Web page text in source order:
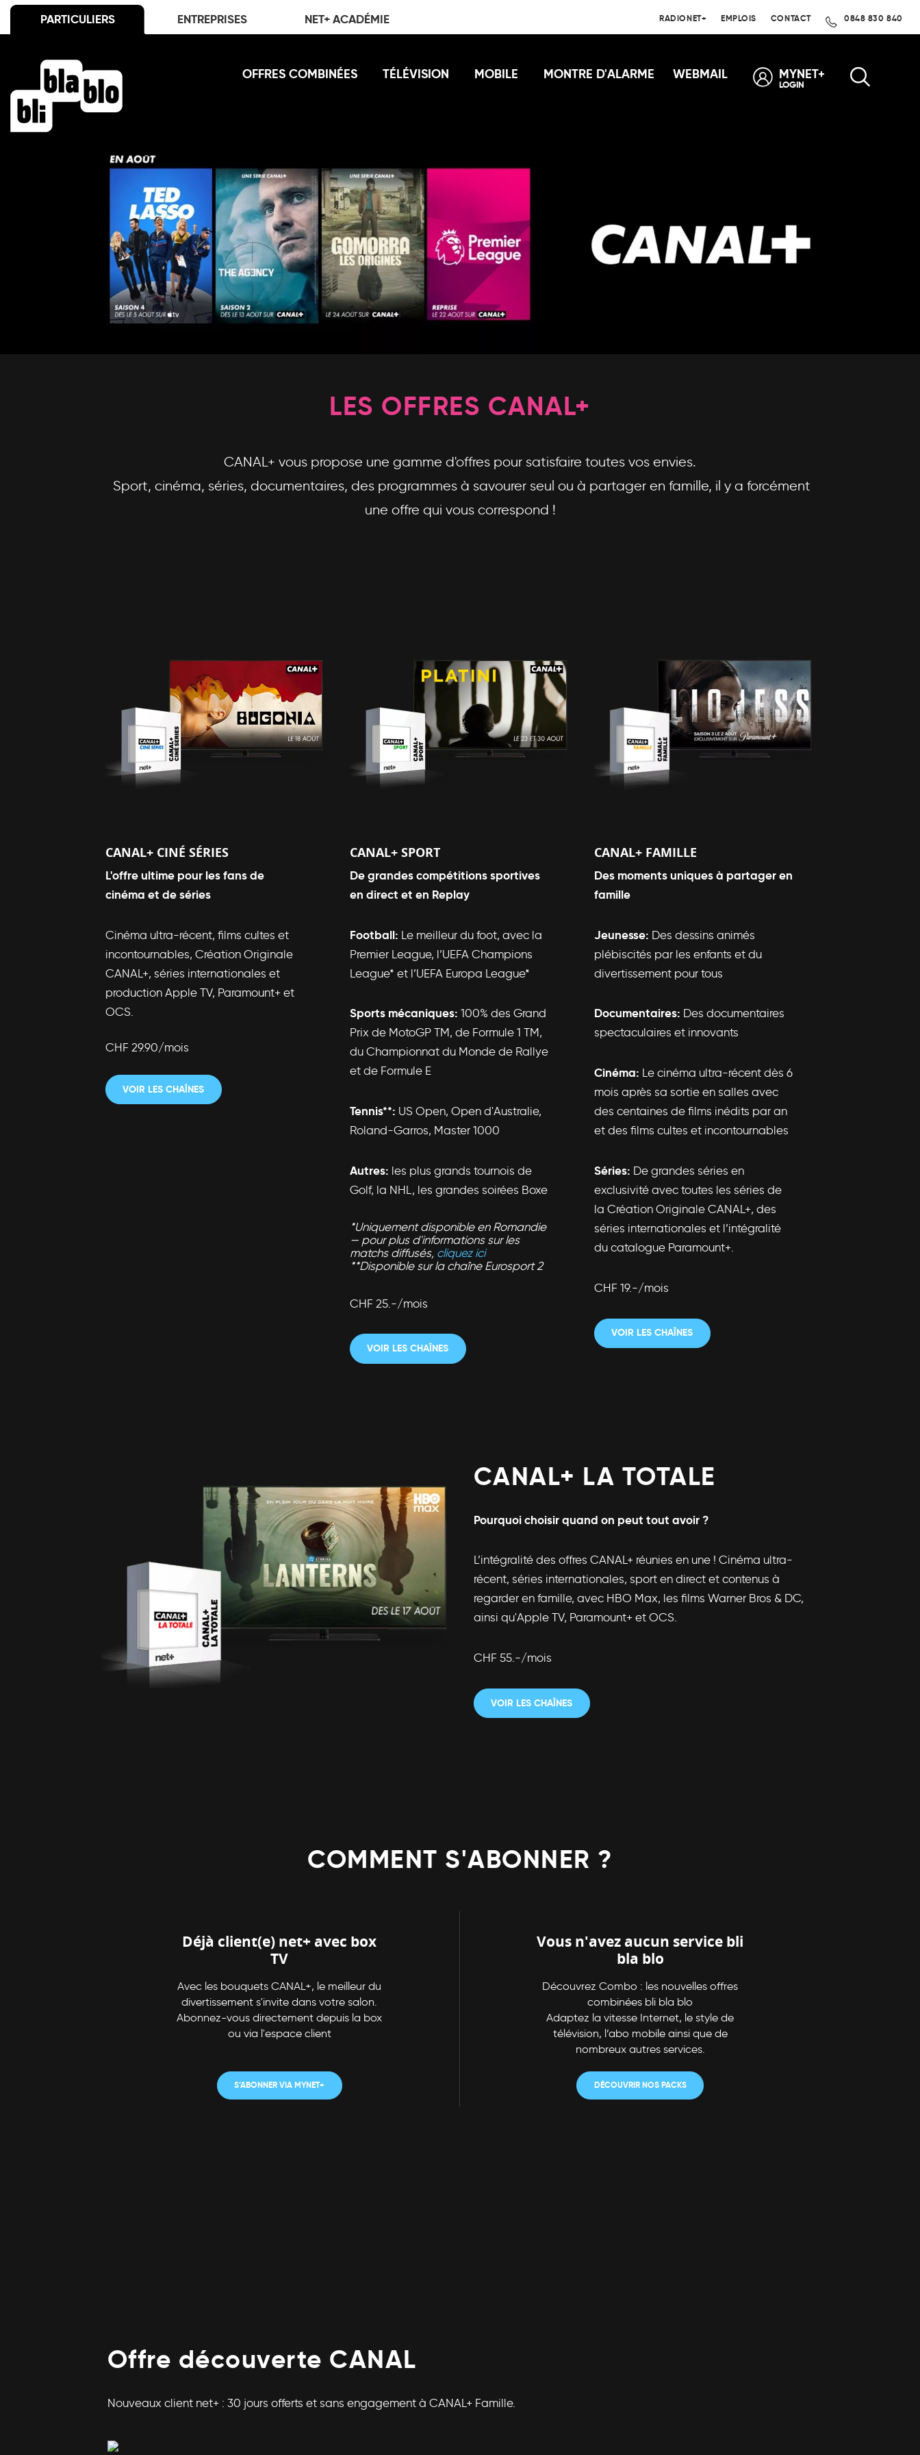
PARTICULIERS ENTREPRISES NET+ ACADÉMIE RADIONET+ EMPLOIS CONTACT 0848 830 840
OFFRES COMBINÉES TÉLÉVISION MOBILE MONTRE D'ALARME WEBMAIL MYNET+
LOGIN
LES OFFRES CANAL+
CANAL+ vous propose une gamme d'offres pour satisfaire toutes vos envies.
Sport, cinéma, séries, documentaires, des programmes à savourer seul ou à partager en famille, il y a forcément
une offre qui vous correspond !
CANAL+ CINÉ SÉRIES
L'offre ultime pour les fans de
cinéma et de séries
Cinéma ultra-récent, films cultes et
incontournables, Création Originale
CANAL+, séries internationales et
production Apple TV, Paramount+ et
OCS.
CHF 29.90/mois
VOIR LES CHAÎNES
CANAL+ SPORT
De grandes compétitions sportives
en direct et en Replay
Football: Le meilleur du foot, avec la
Premier League, l’UEFA Champions
League* et l’UEFA Europa League*
Sports mécaniques: 100% des Grand
Prix de MotoGP TM, de Formule 1 TM,
du Championnat du Monde de Rallye
et de Formule E
Tennis**: US Open, Open d'Australie,
Roland-Garros, Master 1000
Autres: les plus grands tournois de
Golf, la NHL, les grandes soirées Boxe
*Uniquement disponible en Romandie
— pour plus d'informations sur les
matchs diffusés, cliquez ici
**Disponible sur la chaîne Eurosport 2
CHF 25.-/mois
VOIR LES CHAÎNES
CANAL+ FAMILLE
Des moments uniques à partager en
famille
Jeunesse: Des dessins animés
plébiscités par les enfants et du
divertissement pour tous
Documentaires: Des documentaires
spectaculaires et innovants
Cinéma: Le cinéma ultra-récent dès 6
mois après sa sortie en salles avec
des centaines de films inédits par an
et des films cultes et incontournables
Séries: De grandes séries en
exclusivité avec toutes les séries de
la Création Originale CANAL+, des
séries internationales et l’intégralité
du catalogue Paramount+.
CHF 19.-/mois
VOIR LES CHAÎNES
CANAL+ LA TOTALE
Pourquoi choisir quand on peut tout avoir ?
L’intégralité des offres CANAL+ réunies en une ! Cinéma ultra-
récent, séries internationales, sport en direct et contenus à
regarder en famille, avec HBO Max, les films Warner Bros & DC,
ainsi qu'Apple TV, Paramount+ et OCS.
CHF 55.-/mois
VOIR LES CHAÎNES
COMMENT S'ABONNER ?
Déjà client(e) net+ avec box
TV
Avec les bouquets CANAL+, le meilleur du
divertissement s'invite dans votre salon.
Abonnez-vous directement depuis la box
ou via l'espace client
S’ABONNER VIA MYNET+
Vous n'avez aucun service bli
bla blo
Découvrez Combo : les nouvelles offres
combinées bli bla blo
Adaptez la vitesse Internet, le style de
télévision, l’abo mobile ainsi que de
nombreux autres services.
DÉCOUVRIR NOS PACKS
Offre découverte CANAL
Nouveaux client net+ : 30 jours offerts et sans engagement à CANAL+ Famille.